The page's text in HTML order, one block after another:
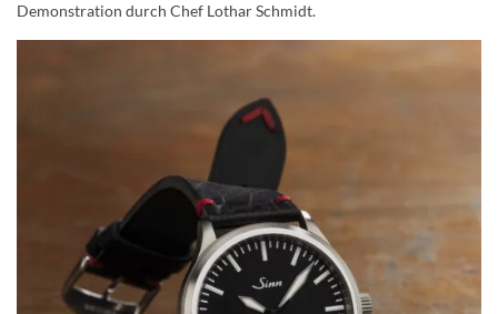
Demonstration durch Chef Lothar Schmidt.